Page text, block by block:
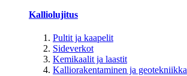
Kalliolujitus
Pultit ja kaapelit
Sideverkot
Kemikaalit ja laastit
Kalliorakentaminen ja geotekniikka